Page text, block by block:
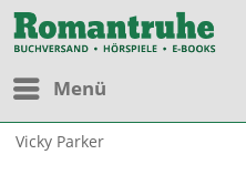
Menü
Vicky Parker